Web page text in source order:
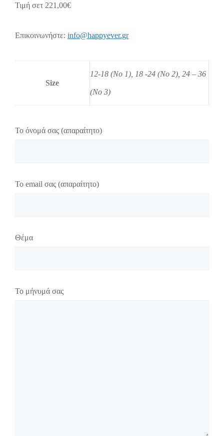
Τιμή σετ 221,00€
Επικοινωνήστε: info@happyever.gr
Size
12-18 (No 1), 18 -24 (No 2), 24 – 36
(No 3)
Το όνομά σας (απαραίτητο)
Το email σας (απαραίτητο)
Θέμα
Το μήνυμά σας